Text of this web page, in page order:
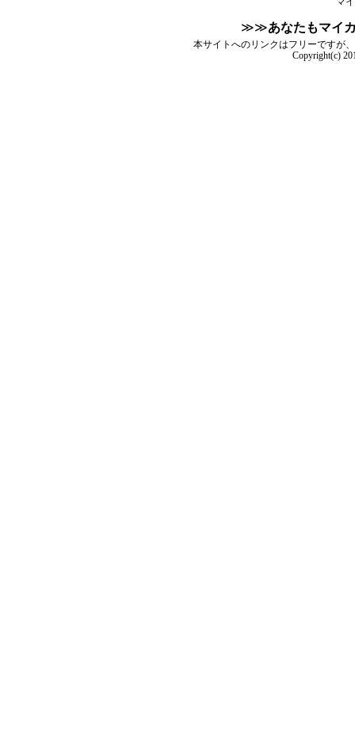
≫≫あなたもマイ
本サイトへのリンクはフリーですが
Copyright(c)